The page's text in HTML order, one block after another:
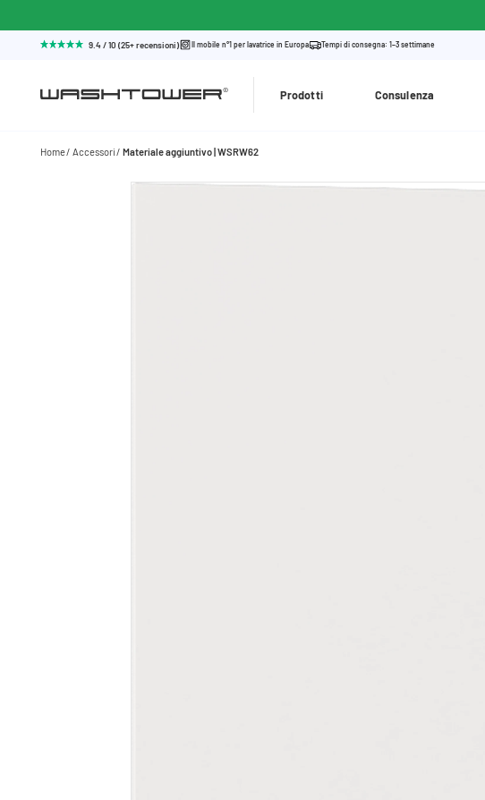
9.4 / 10 (25+ recensioni) Il mobile n°1 per lavatrice in Europa Tempi di consegna: 1–3 settimane
Prodotti Consulenza
Home Accessori Materiale aggiuntivo | WSRW62